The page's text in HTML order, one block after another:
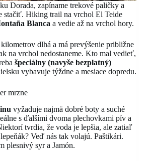
Dorada, zapíname trekové paličky a
stačiť. Hiking trail na vrchol El Teide
Blanca a vedie až na vrchol hory.
dlhá a má prevýšenie približne
na vrchol nedostaneme. Kto mal vedieť,
špeciálny (navyše bezplatný)
vybavuje týždne a mesiace dopredu.
mrzne
vyžaduje najmä dobré boty a suché
s ďalšími dvoma plechovkami pív a
tvrdia, že voda je lepšia, ale zatiaľ
Veď nás tak volajú. Paštikári.
plesnivý syr a Jamón.